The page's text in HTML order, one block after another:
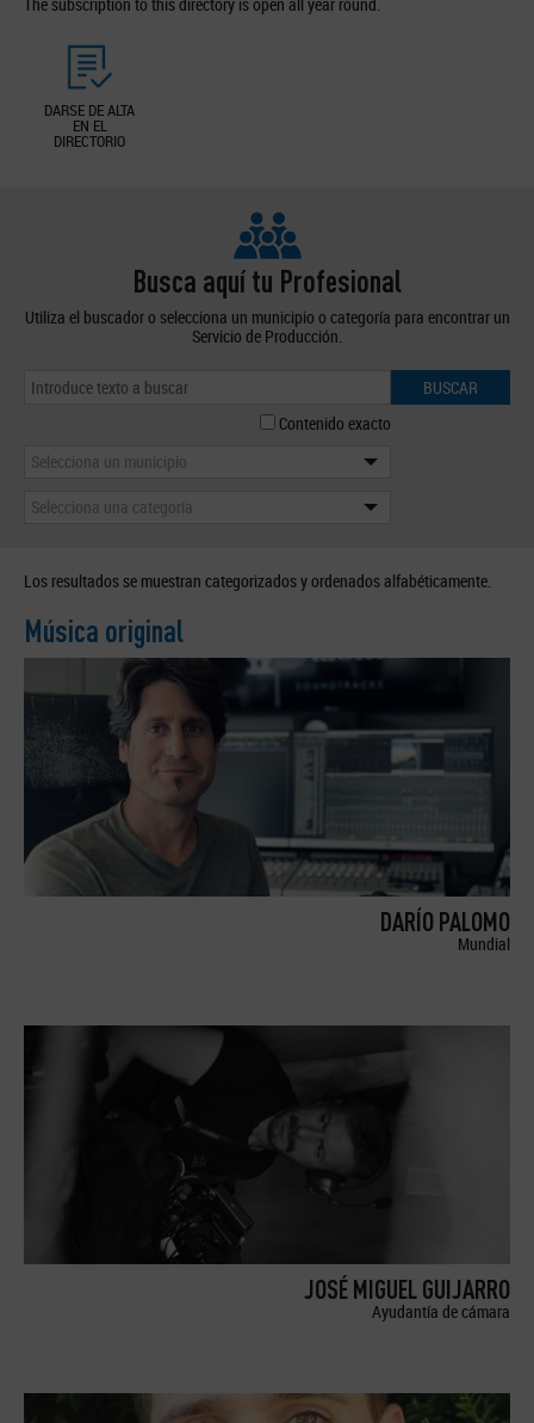
DARSE DE ALTA
EN EL
DIRECTORIO
Busca aquí tu Profesional
Utiliza el buscador o selecciona un municipio o categoría para encontrar un
Servicio de Producción.
BUSCAR
Contenido exacto
Selecciona un municipio
Selecciona una categoría
Los resultados se muestran categorizados y ordenados alfabéticamente.
Música original
DARÍO PALOMO
Mundial
JOSÉ MIGUEL GUIJARRO
Ayudantía de cámara